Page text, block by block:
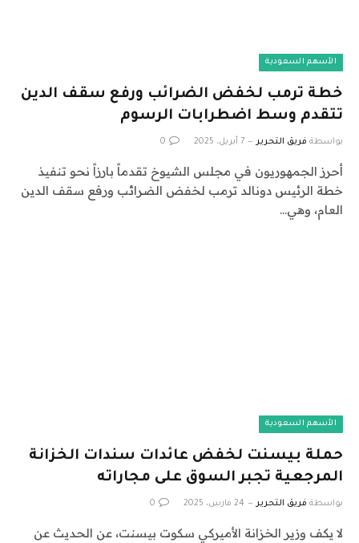
الأسهم السعودية
خطة ترمب لخفض الضرائب ورفع سقف الدين
تتقدم وسط اضطرابات الرسوم
بواسطة فريق التحرير 7 أبريل، 2025 0
أحرز الجمهوريون في مجلس الشيوخ تقدماً بارزاً نحو تنفيذ
خطة الرئيس دونالد ترمب لخفض الضرائب ورفع سقف الدين
العام، وهي…
الأسهم السعودية
حملة بيسنت لخفض عائدات سندات الخزانة
المرجعية تجبر السوق على مجاراته
بواسطة فريق التحرير 24 مارس، 2025 0
لا يكف وزير الخزانة الأميركي سكوت بيسنت، عن الحديث عن